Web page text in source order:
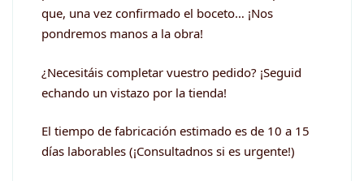
que, una vez confirmado el boceto… ¡Nos
pondremos manos a la obra!
¿Necesitáis completar vuestro pedido? ¡Seguid
echando un vistazo por la tienda!
El tiempo de fabricación estimado es de 10 a 15
días laborables (¡Consultadnos si es urgente!)